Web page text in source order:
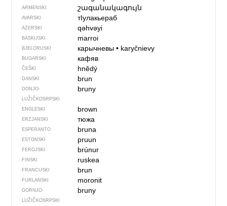
ARMENSKI շագանակագույն
AVARSKI тIулакьераб
AZERSKI qəhvəyi
BASKIJSKI marroi
BJELORUSKI карычневы• karyčnievy
BUGARSKI кафяв
ČEŠKI hnědý
DANSKI brun
DONJO­
LUŽIČKOSRPSKI
bruny
ENGLESKI brown
ERZJANSKI тюжа
ESPERANTO bruna
ESTONSKI pruun
FEROJSKI brúnur
FINSKI ruskea
FRANCUSKI brun
FURLANSKI moronit
GORNJO­
LUŽIČKOSRPSKI
bruny